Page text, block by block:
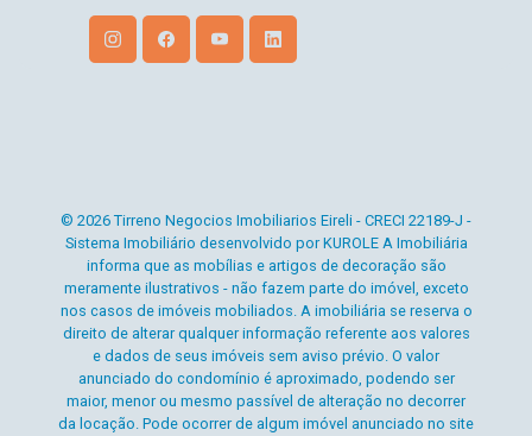
© 2026 Tirreno Negocios Imobiliarios Eireli - CRECI 22189-J -
Sistema Imobiliário desenvolvido por KUROLE A Imobiliária
informa que as mobílias e artigos de decoração são
meramente ilustrativos - não fazem parte do imóvel, exceto
nos casos de imóveis mobiliados. A imobiliária se reserva o
direito de alterar qualquer informação referente aos valores
e dados de seus imóveis sem aviso prévio. O valor
anunciado do condomínio é aproximado, podendo ser
maior, menor ou mesmo passível de alteração no decorrer
da locação. Pode ocorrer de algum imóvel anunciado no site